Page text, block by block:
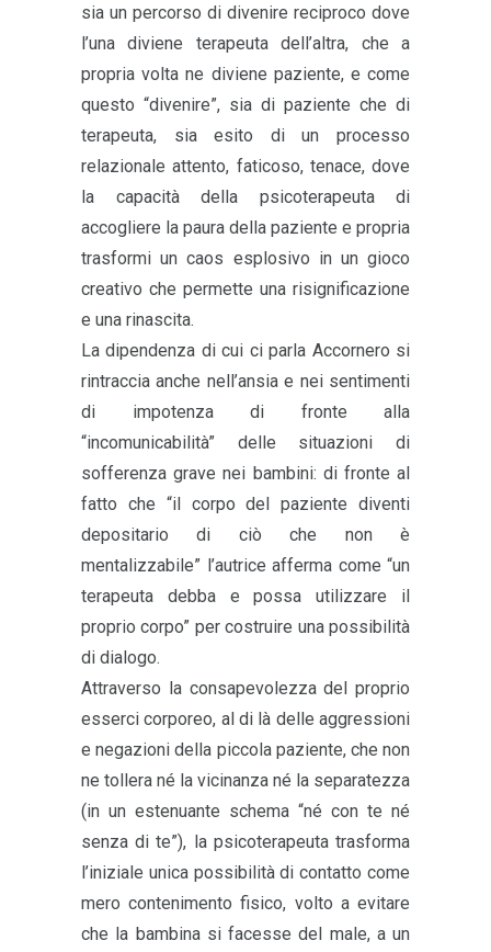
sia un percorso di divenire reciproco dove
l’una diviene terapeuta dell’altra, che a
propria volta ne diviene paziente, e come
questo “divenire”, sia di paziente che di
terapeuta, sia esito di un processo
relazionale attento, faticoso, tenace, dove
la capacità della psicoterapeuta di
accogliere la paura della paziente e propria
trasformi un caos esplosivo in un gioco
creativo che permette una risignificazione
e una rinascita.
La dipendenza di cui ci parla Accornero si
rintraccia anche nell’ansia e nei sentimenti
di impotenza di fronte alla
“incomunicabilità” delle situazioni di
sofferenza grave nei bambini: di fronte al
fatto che “il corpo del paziente diventi
depositario di ciò che non è
mentalizzabile” l’autrice afferma come “un
terapeuta debba e possa utilizzare il
proprio corpo” per costruire una possibilità
di dialogo.
Attraverso la consapevolezza del proprio
esserci corporeo, al di là delle aggressioni
e negazioni della piccola paziente, che non
ne tollera né la vicinanza né la separatezza
(in un estenuante schema “né con te né
senza di te”), la psicoterapeuta trasforma
l’iniziale unica possibilità di contatto come
mero contenimento fisico, volto a evitare
che la bambina si facesse del male, a un